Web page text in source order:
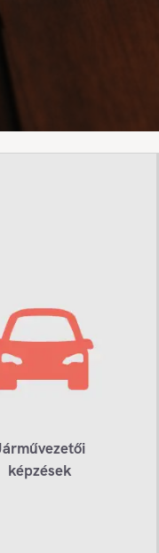
képzések